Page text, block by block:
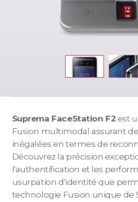
Suprema FaceStation F2 est
Fusion multimodal assurant
inégalées en termes de
Découvrez la précision
l'authentification et les
usurpation d'identité que
technologie Fusion unique de